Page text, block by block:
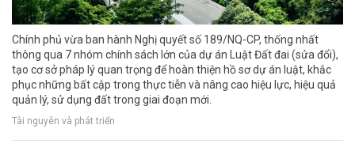
Chính phủ vừa ban hành Nghị quyết số 189/NQ-CP, thống nhất
thông qua 7 nhóm chính sách lớn của dự án Luật Đất đai (sửa đổi),
tạo cơ sở pháp lý quan trọng để hoàn thiện hồ sơ dự án luật, khắc
phục những bất cập trong thực tiễn và nâng cao hiệu lực, hiệu quả
quản lý, sử dụng đất trong giai đoạn mới.
Tài nguyên và phát triển